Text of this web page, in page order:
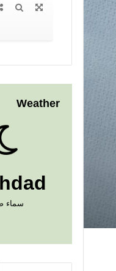
Weather
سماء